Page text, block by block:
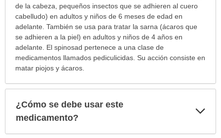
cuáles
condiciones
enfermedades
prescribe
este
ha
extendido.
de la cabeza, pequeños insectos que se adhieren al cuero
cabelludo) en adultos y niños de 6 meses de edad en
adelante. También se usa para tratar la sarna (ácaros que
se adhieren a la piel) en adultos y niños de 4 años en
adelante. El spinosad pertenece a una clase de
medicamentos llamados pediculicidas. Su acción consiste en
matar piojos y ácaros.
¿Cómo se debe usar este
medicamento?